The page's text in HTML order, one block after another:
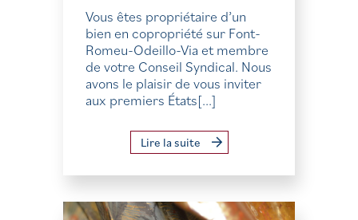
Vous êtes propriétaire d’un
bien en copropriété sur Font-
Romeu-Odeillo-Via et membre
de votre Conseil Syndical. Nous
avons le plaisir de vous inviter
aux premiers États[...]
Lire la suite